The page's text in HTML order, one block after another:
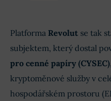
Platforma Revolut se tak
subjektem, který dostal
pro cenné papíry (CYSEC)
kryptoměnové služby v
hospodářském prostoru